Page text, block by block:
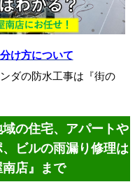
け方について
ダの防水工事は『街の
の住宅、アパートや
ビルの雨漏り修理は
南店』まで